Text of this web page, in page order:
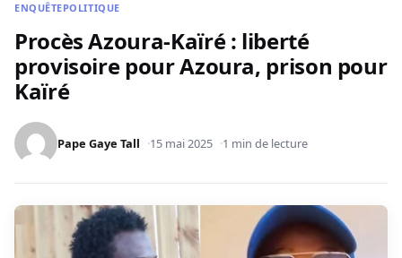
ENQUÊTEPOLITIQUE
Procès Azoura-Kaïré : liberté
provisoire pour Azoura, prison pour
Kaïré
Pape Gaye Tall 15 mai 2025 1 min de lecture